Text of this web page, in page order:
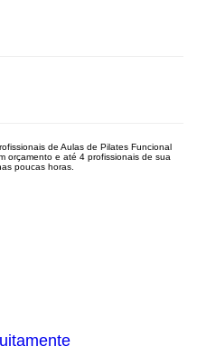
de Aulas de Pilates Funcional
orçamento e até 4 profissionais de sua
poucas horas.